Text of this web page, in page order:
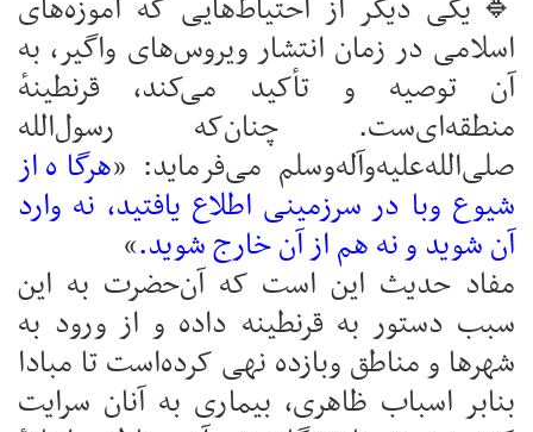
🔹یکی دیگر از احتیاط‌هایی که آموزه‌های
اسلامی در زمان انتشار ویروس‌‌های واگیر، به
آن توصیه و تأکید می‌کند، قرنطینهٔ
منطقه‌ای‌ست. چنان‌که رسول‌الله
صلی‌الله‌علیه‌وآله‌وسلم می‌فرماید: «هرگاه از
شیوع وبا در سرزمینی اطلاع یافتید، نه وارد
آن شوید و نه هم از آن خارج شوید.»
مفاد حدیث این است که آن‌حضرت به این
سبب دستور به قرنطینه داده و از ورود به
شهرها و مناطق وبازده نهی کرده‌است تا مبادا
بنابر اسباب ظاهری، بیماری به آنان سرایت